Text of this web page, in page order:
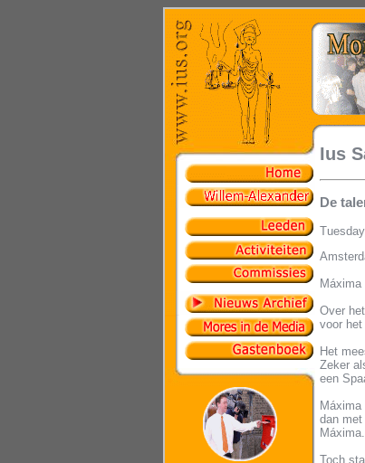
Ius
De
Máxima
Over
voor het
Het
Zeker
een
Máxima
dan
Toch